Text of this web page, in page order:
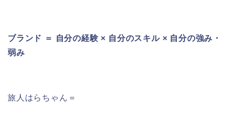
ブランド ＝ 自分の経験 × 自分のスキル × 自分の強み・
弱み
旅人はらちゃん＝